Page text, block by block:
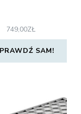
749,00ZŁ
SAM!